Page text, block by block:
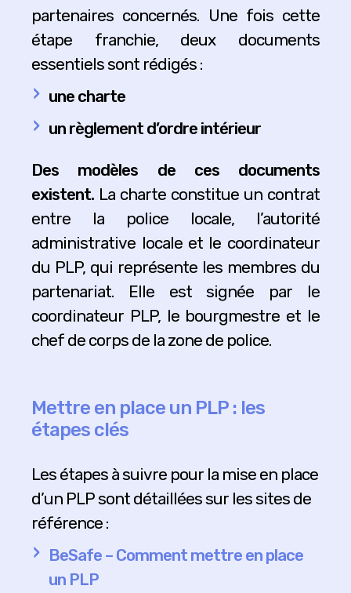
partenaires concernés. Une fois cette
étape franchie, deux documents
essentiels sont rédigés :
une charte
un règlement d’ordre intérieur
Des modèles de ces documents
existent. La charte constitue un contrat
entre la police locale, l’autorité
administrative locale et le coordinateur
du PLP, qui représente les membres du
partenariat. Elle est signée par le
coordinateur PLP, le bourgmestre et le
chef de corps de la zone de police.
Mettre en place un PLP : les
étapes clés
Les étapes à suivre pour la mise en place
d’un PLP sont détaillées sur les sites de
référence :
BeSafe – Comment mettre en place
un PLP